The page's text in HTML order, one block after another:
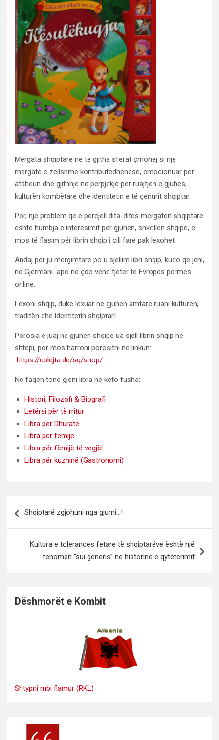
Mërgata shqiptare në të gjitha sferat çmohej si një
mërgatë e zellshme kontributëdhënëse, emocionuar për
atdheun dhe gjithnjë në përpjekje për ruajtjen e gjuhës,
kulturën kombëtare dhe identitetin e të çenurit shqiptar.
Por, një problem që e përcjell dita-ditës mërgatën shqiptare
është humbja e interesimit për gjuhën, shkollën shqipe, e
mos të flasim për librin shqip i cili fare pak lexohet.
Andaj për ju mërgimtarë po u sjellim libri shqip, kudo që jeni,
në Gjermani apo në çdo vend tjetër të Evropës përmes
online.
Lexoni shqip, duke lexuar në gjuhën amtare ruani kulturën,
traditën dhe identitetin shqiptar!
Porosia e juaj në gjuhën shqipe ua sjell librin shqip në
shtëpi, por mos harroni porositni në linkun:
https://eblejta.de/sq/shop/
Në faqen tonë gjeni libra në këto fusha:
Histori, Filozofi & Biografi
Letërsi për të rritur
Libra për Dhuratë
Libra për fëmijë
Libra për fëmijë të vegjël
Libra për kuzhinë (Gastronomi)
te
Shqiptarë zgjohuni nga gjumi…!
Kultura e tolerancës fetare të shqiptarëve është një
fenomen “sui generis” në historinë e qytetërimit
Dëshmorët e Kombit
Shtypni mbi flamur (RKL)